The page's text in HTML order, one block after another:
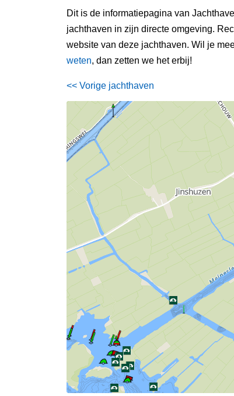
Dit is de informatiepagina van
jachthaven in zijn directe omgeving.
website van deze jachthaven. Wil je
weten, dan zetten we het erbij!
<< Vorige jachthaven